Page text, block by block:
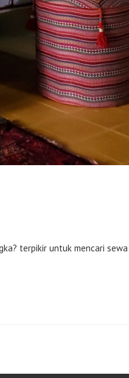
terpikir untuk mencari